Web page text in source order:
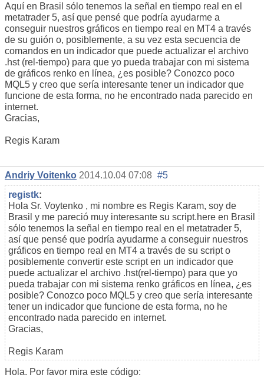
Aquí en Brasil sólo tenemos la señal en tiempo real en el
metatrader 5, así que pensé que podría ayudarme a
conseguir nuestros gráficos en tiempo real en MT4 a través
de su guión o, posiblemente, a su vez esta secuencia de
comandos en un indicador que puede actualizar el archivo
.hst (rel-tiempo) para que yo pueda trabajar con mi sistema
de gráficos renko en línea, ¿es posible? Conozco poco
MQL5 y creo que sería interesante tener un indicador que
funcione de esta forma, no he encontrado nada parecido en
internet.
Gracias,
Regis Karam
Andriy Voitenko 2014.10.04 07:08 #5
registk:
Hola Sr. Voytenko , mi nombre es Regis Karam, soy de
Brasil y me pareció muy interesante su script.here en Brasil
sólo tenemos la señal en tiempo real en el metatrader 5,
así que pensé que podría ayudarme a conseguir nuestros
gráficos en tiempo real en MT4 a través de su script o
posiblemente convertir este script en un indicador que
puede actualizar el archivo .hst(rel-tiempo) para que yo
pueda trabajar con mi sistema renko gráficos en línea, ¿es
posible? Conozco poco MQL5 y creo que sería interesante
tener un indicador que funcione de esta forma, no he
encontrado nada parecido en internet.
Gracias,
Regis Karam
Hola. Por favor mira este código: